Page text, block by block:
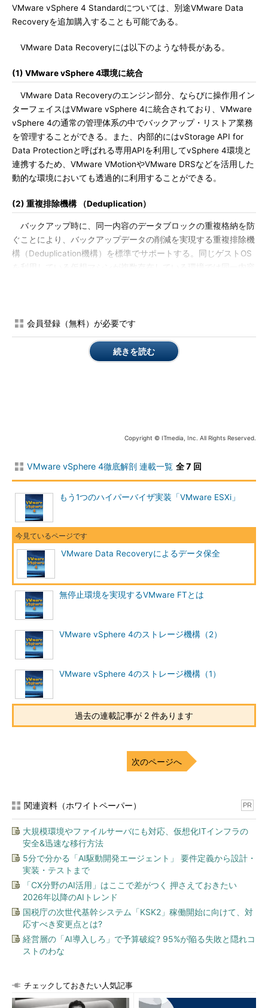
VMware vSphere 4 Standardについては、別途VMware Data
Recoveryを追加購入することも可能である。
VMware Data Recoveryには以下のような特長がある。
(1) VMware vSphere 4環境に統合
VMware Data Recoveryのエンジン部分、ならびに操作用イン
ターフェイスはVMware vSphere 4に統合されており、VMware
vSphere 4の通常の管理体系の中でバックアップ・リストア業務
を管理することができる。また、内部的にはvStorage API for
Data Protectionと呼ばれる専用APIを利用してvSphere 4環境と
連携するため、VMware VMotionやVMware DRSなどを活用した
動的な環境においても透過的に利用することができる。
(2) 重複排除機構 （Deduplication）
バックアップ時に、同一内容のデータブロックの重複格納を防
ぐことにより、バックアップデータの削減を実現する重複排除機
構（Deduplication機構）を標準でサポートする。同じゲストOS
を利用している仮想マシンが複数存在している環境では同一内容
ロックが検出されやすいため、重複排除機構が効果的に機能しや
すい。
(3) 更新ブロック追跡機構 （Change Block Tracking：CBT）
術を活用しており、同一の仮想マシンを定期的に繰り返しバック
新があったブロックのみを抽出してバックアップを実現すること
を可能にしている。このためディスク上に格納されるデータ量の
みならず、転送されるデータ量自体の削減も実現している。
(4) 仮想マシンを動作させたままバックアップを実行可能
仮想マシンのスナップショット機能と連動させることで、バッ
クアップ対象となる仮想マシンがパワーオン状態であってもバッ
クアップジョブを実行できる。スナップショット取得時のディス
クデータの整合性確保には幾つかのレベルがあり、利用している
ゲストOSの種類によって利用可能な機能が異なる。例えば
Windows Server 2003をゲストOSとして利用している仮想マシ
Copy Serviceと連携することで、ファイルシステムとアプリケ
ーションの整合性を確保した上で仮想マシンのスナップショット
などについては後述する。
(5) Hot-AddモードとNBDモード
VMware Data Recoveryのエンジン部分は仮想アプライアンス
ックアップ対象となる仮想マシンのディスクに直接アクセスでき
る環境では、Hot-Addと呼ばれる機能を用いてディスクイメージ
ディスクに直接アクセスできない環境では、NBD（Network
バックアップを取得する。なおHot-Add機能の使用権は、
いる。Essentials Plusを利用している場合、もしくはStandardエ
ディションにData Recoveryのライセンスを追加購入して利用し
ている場合はHot-Add機能は利用できないため、常にNBDモード
で動作することになる。
定しているため、バックアップ対象として管理できる仮想マシン
アップすることはできないため、テープ装置との連携が必要な場
合はサードパーティ製のバックアップソフトウェア製品の導入を
会員登録（無料）が必要です
続きを読む
Copyright © ITmedia, Inc. All Rights Reserved.
VMware vSphere 4徹底解剖 連載一覧 全 7 回
もう1つのハイパーバイザ実装「VMware ESXi」
VMware Data Recoveryによるデータ保全
無停止環境を実現するVMware FTとは
VMware vSphere 4のストレージ機構（2）
VMware vSphere 4のストレージ機構（1）
過去の連載記事が 2 件あります
次のページへ
関連資料（ホワイトペーパー） PR
大規模環境やファイルサーバにも対応、仮想化ITインフラの
安全&迅速な移行方法
5分で分かる「AI駆動開発エージェント」 要件定義から設計・
実装・テストまで
「CX分野のAI活用」はここで差がつく 押さえておきたい
2026年以降のAIトレンド
国税庁の次世代基幹システム「KSK2」稼働開始に向けて、対
応すべき変更点とは?
経営層の「AI導入しろ」で予算破綻? 95%が陥る失敗と隠れコ
ストのわな
チェックしておきたい人気記事